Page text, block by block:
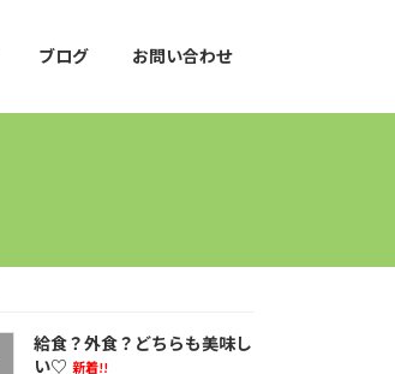
ブログ お問い合わせ
給食？外食？どちらも美味し
い♡ 新着!!